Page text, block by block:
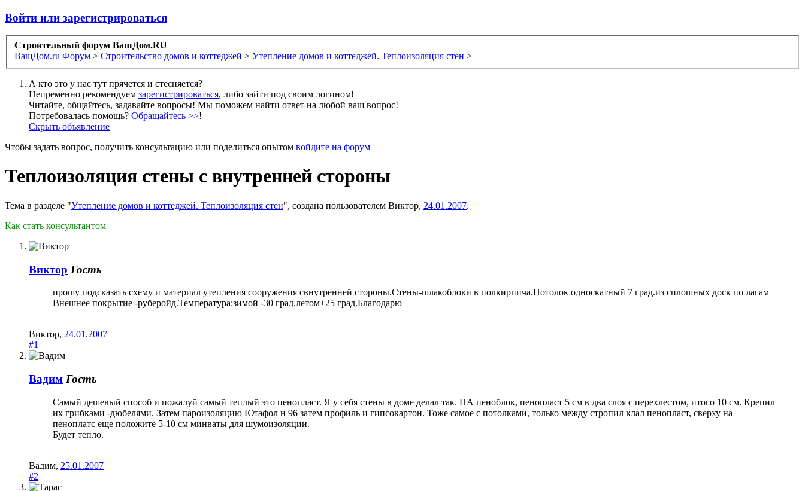
Войти или зарегистрироваться
Строительный форум ВашДом.RU
ВашДом.ru Форум > Строительство домов и коттеджей > Утепление домов и коттеджей. Теплоизоляция стен >
А кто это у нас тут прячется и стесняется?
Непременно рекомендуем зарегистрироваться, либо зайти под своим логином!
Читайте, общайтесь, задавайте вопросы! Мы поможем найти ответ на любой ваш вопрос!
Потребовалась помощь? Обращайтесь >>!
Скрыть объявление
Чтобы задать вопрос, получить консультацию или поделиться опытом войдите на форум
Теплоизоляция стены с внутренней стороны
Тема в разделе "Утепление домов и коттеджей. Теплоизоляция стен", создана пользователем Виктор, 24.01.2007.
Как стать консультантом
Виктор Гость
прошу подсказать схему и материал утепления сооружения свнутренней стороны.Стены-шлакоблоки в полкирпича.Потолок односкатный 7 град.из сплошных доск по лагам
Внешнее покрытие -руберойд.Температура:зимой -30 град.летом+25 град.Благодарю
Виктор, 24.01.2007
#1
Вадим Гость
Самый дешевый способ и пожалуй самый теплый это пенопласт. Я у себя стены в доме делал так. НА пеноблок, пенопласт 5 см в два слоя с перехлестом, итого 10 см. Крепил
их грибками -дюбелями. Затем пароизоляцию Ютафол н 96 затем профиль и гипсокартон. Тоже самое с потолками, только между стропил клал пенопласт, сверху на
пеноплатс еще положите 5-10 см минваты для шумоизоляции.
Будет тепло.
Вадим, 25.01.2007
#2